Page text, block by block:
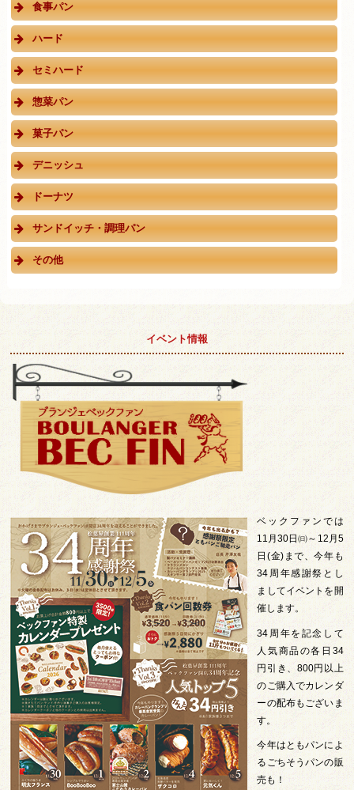
食事パン
ハード
セミハード
惣菜パン
菓子パン
デニッシュ
ドーナツ
サンドイッチ・調理パン
その他
イベント情報
ベックファンでは
11月30日㈰～12月5
日(金)まで、今年も
34周年感謝祭とし
ましてイベントを開
催します。
34周年を記念して
人気商品の各日34
円引き、800円以上
のご購入でカレンダ
ーの配布もございま
す。
今年はともパンによ
るごちそうパンの販
売も！